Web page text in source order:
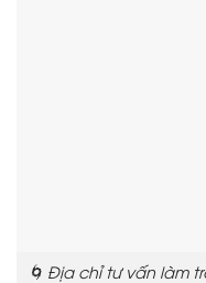
🌀 Địa chỉ tư vấn làm